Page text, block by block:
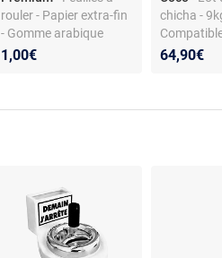
rouler - Papier extra-fin
- Gomme arabique
naturelle - 32 feuilles
1,00€
chicha -
64,90€